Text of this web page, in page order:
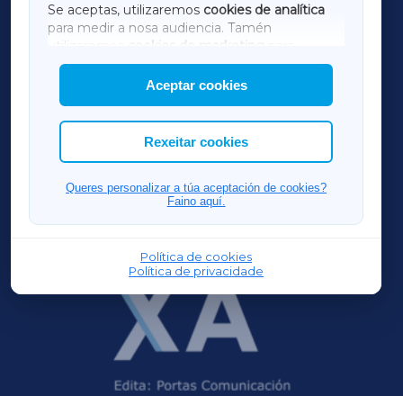
Se aceptas, utilizaremos cookies de analítica
para medir a nosa audiencia. Tamén
utilizaremos
cookies de marketing
mostrar publicidade de terceiros.
Así mesmo, podes personalizar a elección das
cookies que desexas permitir.
Aceptar cookies
Rexeitar cookies
Queres personalizar a túa aceptación de cookies?
Faino aquí.
Política de cookies
Política de privacidade
AMARIÑAXA
RIBEIRASACRAXA
ACORUÑAXA
FERROLXA
OURENSEXA